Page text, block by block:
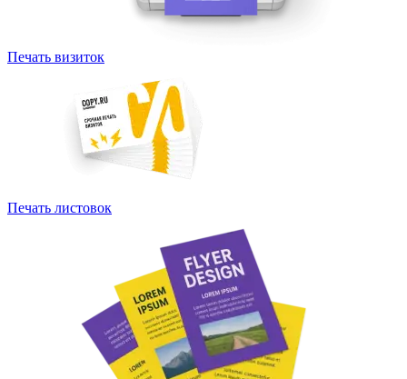
Печать визиток
Печать листовок